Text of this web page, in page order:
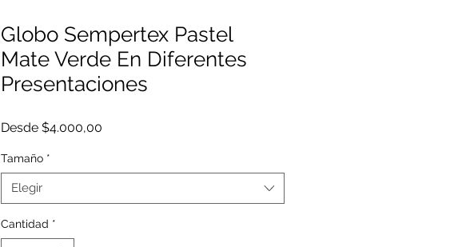
Globo Sempertex Pastel
Mate Verde En Diferentes
Presentaciones
Desde $4.000,00
Tamaño *
Elegir
Cantidad *